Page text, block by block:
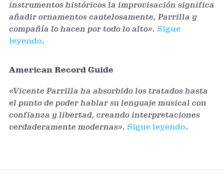
instrumentos históricos la improvisación significa
añadir ornamentos cautelosamente, Parrilla y
compañía lo hacen por todo lo alto». Sigue
leyendo.
American Record Guide
«Vicente Parrilla ha absorbido los tratados hasta
el punto de poder hablar su lenguaje musical con
confianza y libertad, creando interpretaciones
verdaderamente modernas». Sigue leyendo.